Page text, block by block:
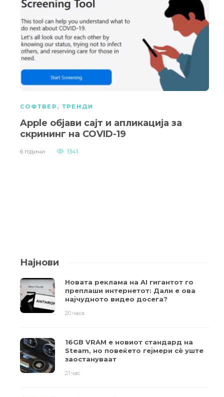
СОФТВЕР , ТРЕНДИ
Apple објави сајт и апликација за
скрининг на COVID-19
6 години 1341
Најнови
Новата реклама на AI гигантот го
преплаши интернетот: Дали е ова
најчудното видео досега?
20 часа
16GB VRAM е новиот стандард на
Steam, но повеќето гејмери ​​сè уште
заостануваат
21 час